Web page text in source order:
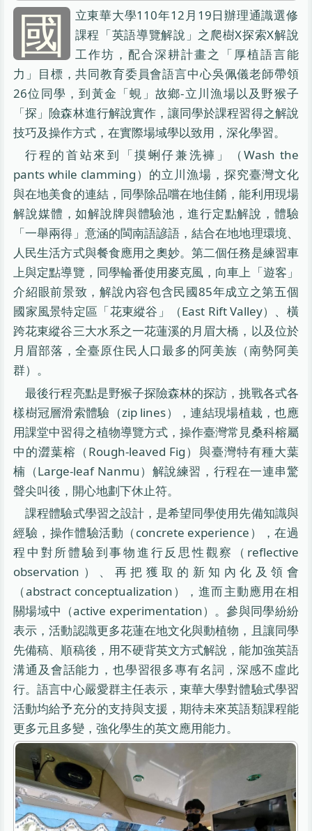
國
立東華大學110年12月19日辦理通識選修
課程「英語導覽解說」之爬樹X探索X解說
工作坊，配合深耕計畫之「厚植語言能
力」目標，共同教育委員會語言中心吳佩儀老師帶領
26位同學，到黃金「蜆」故鄉-立川漁場以及野猴子
「探」險森林進行解說實作，讓同學於課程習得之解說
技巧及操作方式，在實際場域學以致用，深化學習。
行程的首站來到「摸蜊仔兼洗褲」（Wash the
pants while clamming）的立川漁場，探究臺灣文化
與在地美食的連結，同學除品嚐在地佳餚，能利用現場
解說媒體，如解說牌與體驗池，進行定點解說，體驗
「一舉兩得」意涵的閩南語諺語，結合在地地理環境、
人民生活方式與餐食應用之奧妙。第二個任務是練習車
上與定點導覽，同學輪番使用麥克風，向車上「遊客」
介紹眼前景致，解說內容包含民國85年成立之第五個
國家風景特定區「花東縱谷」（East Rift Valley）、橫
跨花東縱谷三大水系之一花蓮溪的月眉大橋，以及位於
月眉部落，全臺原住民人口最多的阿美族（南勢阿美
群）。
最後行程亮點是野猴子探險森林的探訪，挑戰各式各
樣樹冠層滑索體驗（zip lines），連結現場植栽，也應
用課堂中習得之植物導覽方式，操作臺灣常見桑科榕屬
中的澀葉榕（Rough-leaved Fig）與臺灣特有種大葉
楠（Large-leaf Nanmu）解說練習，行程在一連串驚
聲尖叫後，開心地劃下休止符。
課程體驗式學習之設計，是希望同學使用先備知識與
經驗，操作體驗活動（concrete experience），在過
程中對所體驗到事物進行反思性觀察（reflective
observation）、再把獲取的新知內化及領會
（abstract conceptualization），進而主動應用在相
關場域中（active experimentation）。參與同學紛紛
表示，活動認識更多花蓮在地文化與動植物，且讓同學
先備稿、順稿後，用不硬背英文方式解說，能加強英語
溝通及會話能力，也學習很多專有名詞，深感不虛此
行。語言中心嚴愛群主任表示，東華大學對體驗式學習
活動均給予充分的支持與支援，期待未來英語類課程能
更多元且多變，強化學生的英文應用能力。